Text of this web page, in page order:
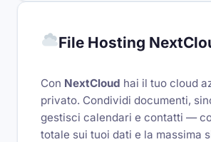
File Hosting
Con NextCloud hai il tuo cloud
privato. Condividi documenti,
gestisci calendari e contatti —
totale sui tuoi dati e la massima